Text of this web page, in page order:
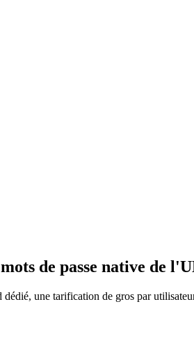
de passe native de
une tarification de gros par